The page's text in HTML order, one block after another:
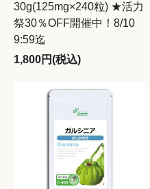
30g(125mg×240粒) ★活力
祭30％OFF開催中！8/10
9:59迄
1,800円(税込)